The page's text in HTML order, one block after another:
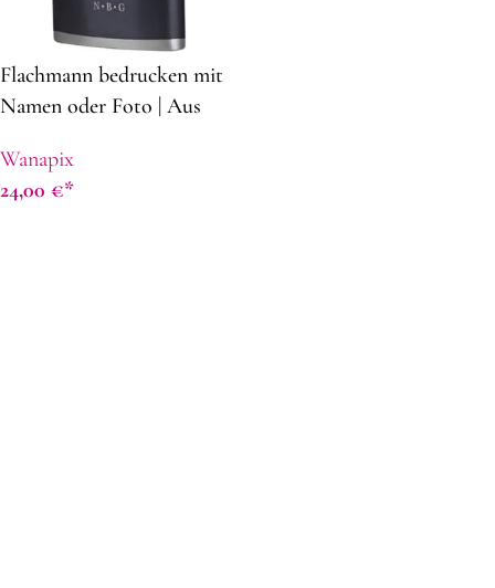
Flachmann bedrucken mit
Namen oder Foto | Aus
Geschenk zum Vatertag
Wanapix
24,00 €